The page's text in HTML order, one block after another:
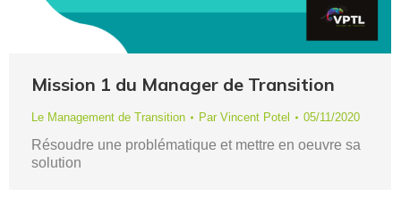
Mission 1 du Manager de Transition
Le Management de Transition Par Vincent Potel 05/11/2020
Résoudre une problématique et mettre en oeuvre sa
solution